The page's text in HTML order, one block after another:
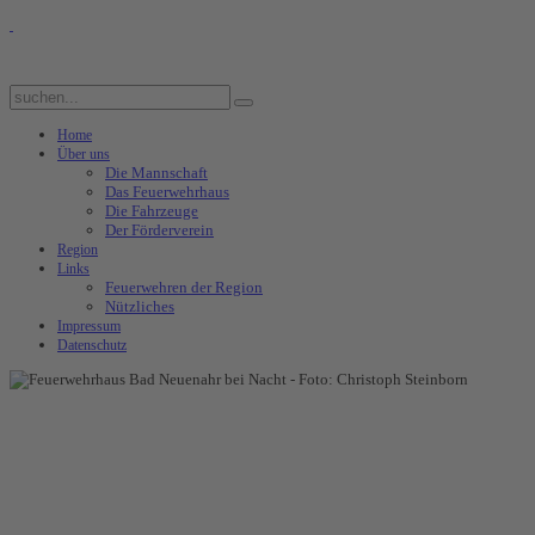
Home
Über uns
Die Mannschaft
Das Feuerwehrhaus
Die Fahrzeuge
Der Förderverein
Region
Links
Feuerwehren der Region
Nützliches
Impressum
Datenschutz